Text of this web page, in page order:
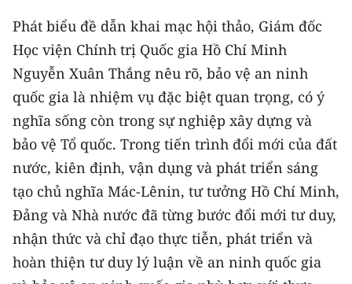
Media Xã hội
Media Pháp luật
Media Du lịch
Media Thế giới
Media Thể thao
Media Giáo dục
Media Y tế
Phát biểu đề dẫn khai mạc hội thảo, Giám đốc
Học viện Chính trị Quốc gia Hồ Chí Minh
Nguyễn Xuân Thắng nêu rõ, bảo vệ an ninh
quốc gia là nhiệm vụ đặc biệt quan trọng, có ý
nghĩa sống còn trong sự nghiệp xây dựng và
bảo vệ Tổ quốc. Trong tiến trình đổi mới của đất
nước, kiên định, vận dụng và phát triển sáng
tạo chủ nghĩa Mác-Lênin, tư tưởng Hồ Chí Minh,
Đảng và Nhà nước đã từng bước đổi mới tư duy,
nhận thức và chỉ đạo thực tiễn, phát triển và
hoàn thiện tư duy lý luận về an ninh quốc gia